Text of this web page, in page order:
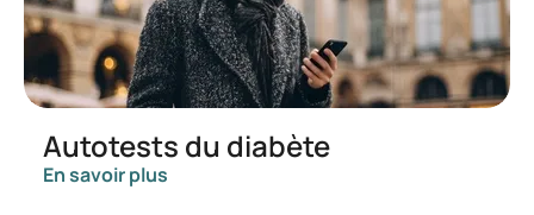
Autotests du diabète
En savoir plus